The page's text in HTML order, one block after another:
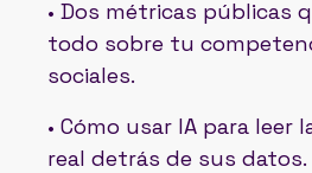
• Dos métricas públicas
todo sobre tu
sociales.
• Cómo usar IA para leer
real detrás de sus datos.